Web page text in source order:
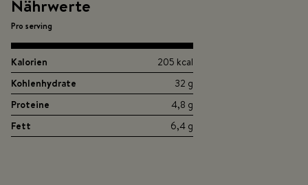
Nährwerte
Pro serving
Kalorien
205 kcal
Kohlenhydrate
32 g
Proteine
4,8 g
Fett
6,4 g